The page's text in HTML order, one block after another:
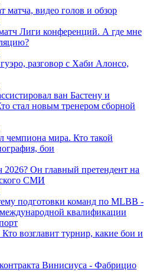
матча, видео голов и обзор
Лиги конференций. А где мне
разговор с Хаби Алонсо,
ван Бастену и
стал новым тренером сборной
чемпиона мира. Кто такой
бои
2026? Он главный претендент на
СМИ
подготовки команд по MLBB -
квалификации
возглавит турнир, какие бои и
Винисиуса - Фабрицио